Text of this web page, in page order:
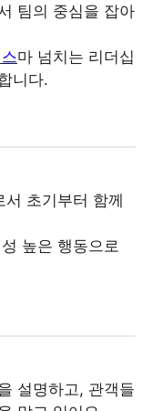
팀의 중심을 잡아
마 넘치는 리더십
니다.
서 초기부터 함께
높은 행동으로
설명하고, 관객들